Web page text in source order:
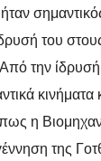
του
την
κινήματα
η
της